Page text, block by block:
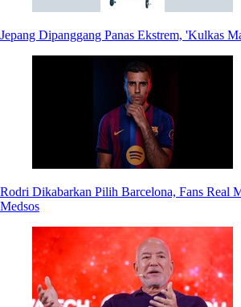
Jepang Dipanggang Panas Ekstrem, 'Kulkas
Rodri Dikabarkan Pilih Barcelona, Fans Real
Medsos